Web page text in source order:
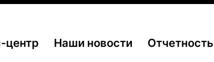
центр Наши новости Отчетность